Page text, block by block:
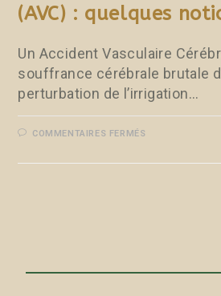
(AVC) : quelques
Un Accident Vasculaire
souffrance cérébrale brutale
perturbation de l’irrigation…
COMMENTAIRES FERMÉS